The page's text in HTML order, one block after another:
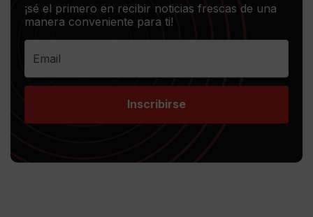
¡sé el primero en recibir noticias frescas de una
manera conveniente para ti!
Inscribirse